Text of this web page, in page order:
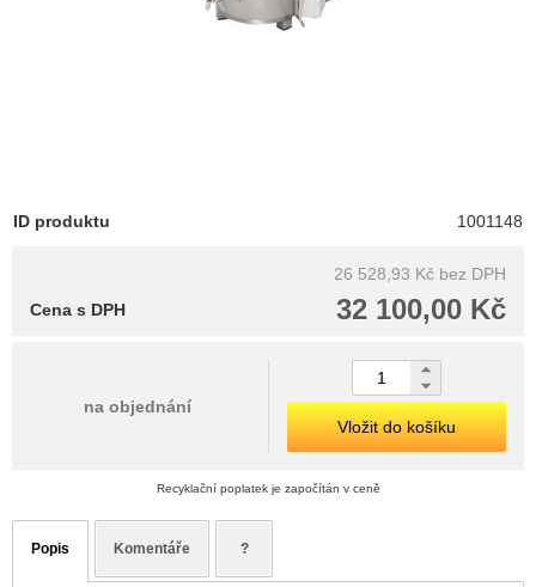
ID produktu 1001148
26 528,93 Kč bez DPH
32 100,00 Kč
Cena s DPH
na objednání
Vložit do košíku
Recyklační poplatek je započítán v ceně
Popis Komentáře ?